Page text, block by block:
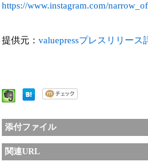
https://www.instagram.com/
提供元： valuepressプレスリリース
添付ファイル
関連URL